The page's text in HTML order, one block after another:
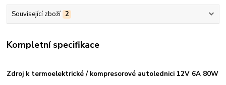
Související zboží 2
Kompletní specifikace
Zdroj k termoelektrické / kompresorové autolednici 12V 6A 80W